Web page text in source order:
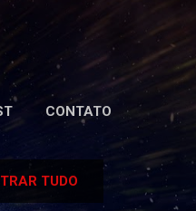
CONTATO
TUDO